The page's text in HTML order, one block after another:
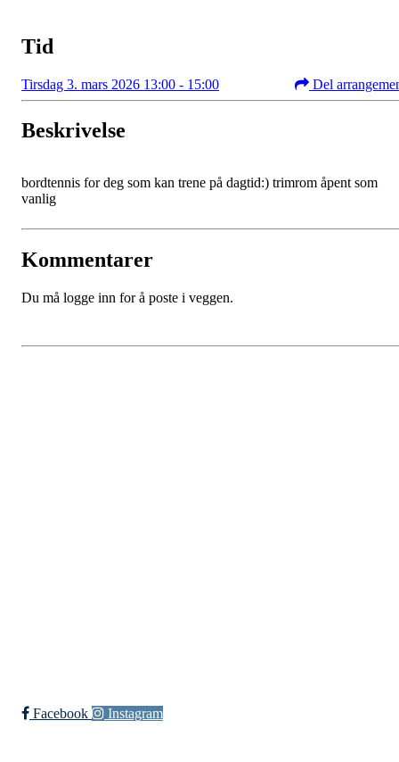
Tid
Tirsdag 3. mars 2026 13:00 - 15:00 Del
Beskrivelse
bordtennis for deg som kan trene på dagtid:) trimrom åpent som
vanlig
Kommentarer
Du må logge inn for å poste i veggen.
Facebook Instagram